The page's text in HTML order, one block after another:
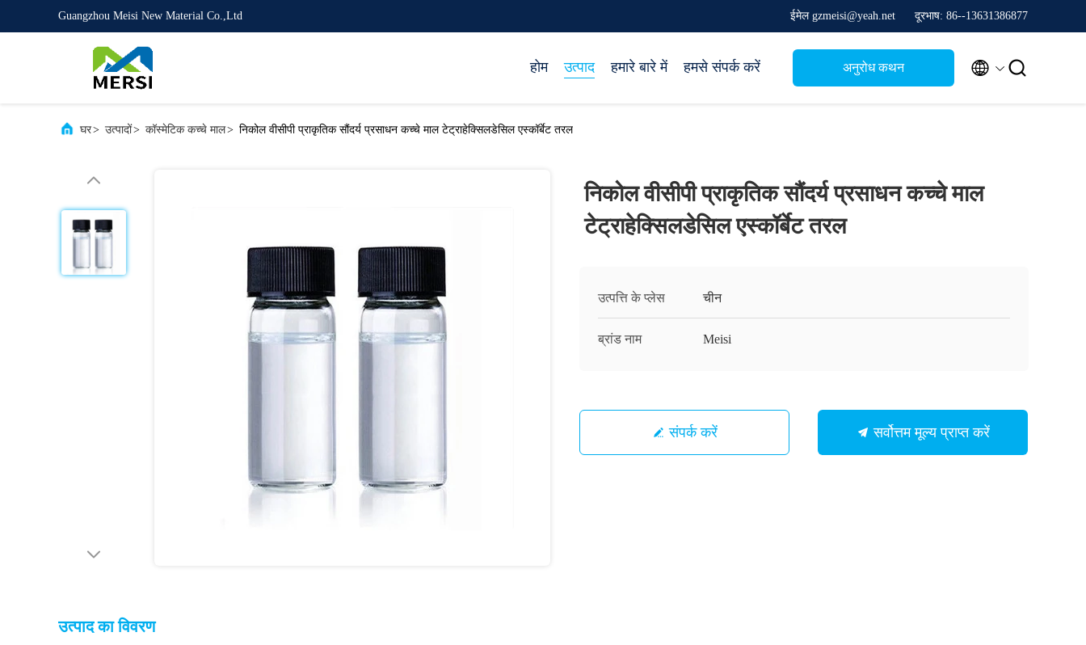
Guangzhou Meisi New Material Co.,Ltd ईमेल gzmeisi@yeah.net दूरभाष: 86--13631386877
होम उत्पाद हमारे बारे में हमसे संपर्क करें अनुरोध कथन  
घर> उत्पादों> कॉस्मेटिक कच्चे माल> निकोल वीसीपी प्राकृतिक सौंदर्य प्रसाधन कच्चे माल टेट्राहेक्सिलडेसिल एस्कॉर्बेट तरल
निकोल वीसीपी प्राकृतिक सौंदर्य प्रसाधन कच्चे माल
टेट्राहेक्सिलडेसिल एस्कॉर्बेट तरल
उत्पत्ति के प्लेस चीन
ब्रांड नाम Meisi
संपर्क करें सर्वोत्तम मूल्य प्राप्त करें
उत्पाद का विवरण